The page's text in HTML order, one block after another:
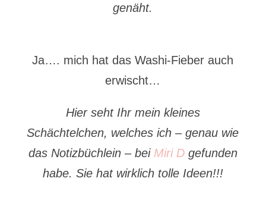
genäht.
Ja…. mich hat das Washi-Fieber auch
erwischt…
Hier seht Ihr mein kleines
Schächtelchen, welches ich – genau wie
das Notizbüchlein – bei Miri Dgefunden
habe. Sie hat wirklich tolle Ideen!!!